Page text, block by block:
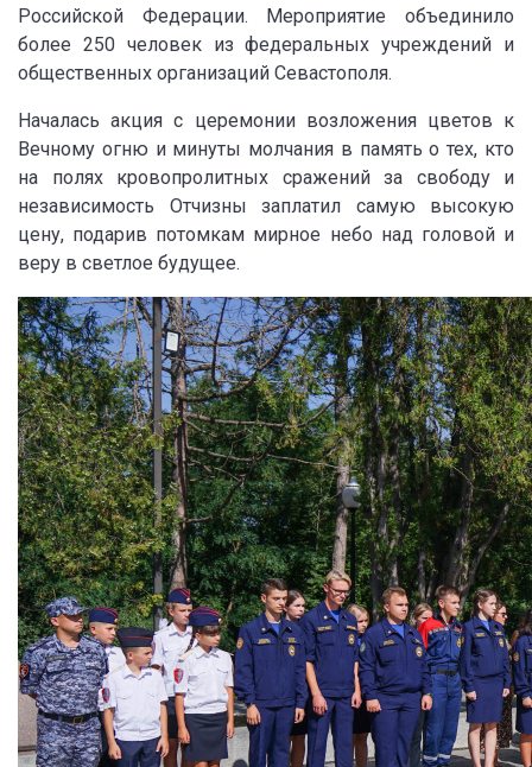
Российской Федерации. Мероприятие объединило
более 250 человек из федеральных учреждений и
общественных организаций Севастополя.
Началась акция с церемонии возложения цветов к
Вечному огню и минуты молчания в память о тех, кто
на полях кровопролитных сражений за свободу и
независимость Отчизны заплатил самую высокую
цену, подарив потомкам мирное небо над головой и
веру в светлое будущее.